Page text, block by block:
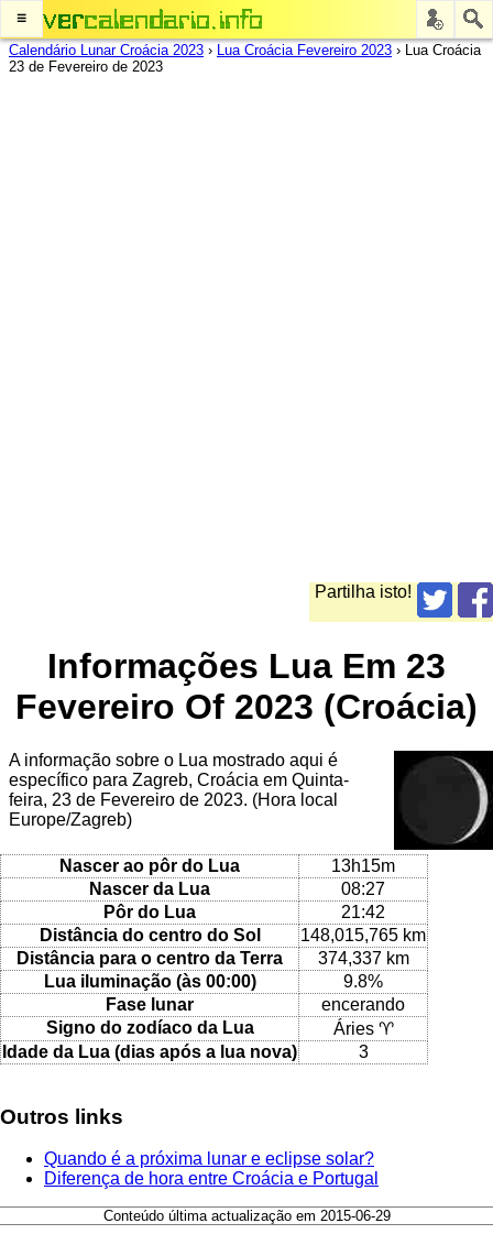
≡
Calendário Lunar Croácia 2023 › Lua Croácia Fevereiro 2023 › Lua Croácia
23 de Fevereiro de 2023
Partilha isto!
Informações Lua Em 23
Fevereiro Of 2023 (Croácia)
A informação sobre o Lua mostrado aqui é
específico para Zagreb, Croácia em Quinta-
feira, 23 de Fevereiro de 2023. (Hora local
Europe/Zagreb)
Nascer ao pôr do Lua
13h15m
Nascer da Lua
08:27
Pôr do Lua
21:42
Distância do centro do Sol
148,015,765 km
Distância para o centro da Terra
374,337 km
Lua iluminação (às 00:00)
9.8%
Fase lunar
encerando
Signo do zodíaco da Lua
Áries ♈
Idade da Lua (dias após a lua nova)
3
Outros links
Quando é a próxima lunar e eclipse solar?
Diferença de hora entre Croácia e Portugal
Conteúdo última actualização em 2015-06-29